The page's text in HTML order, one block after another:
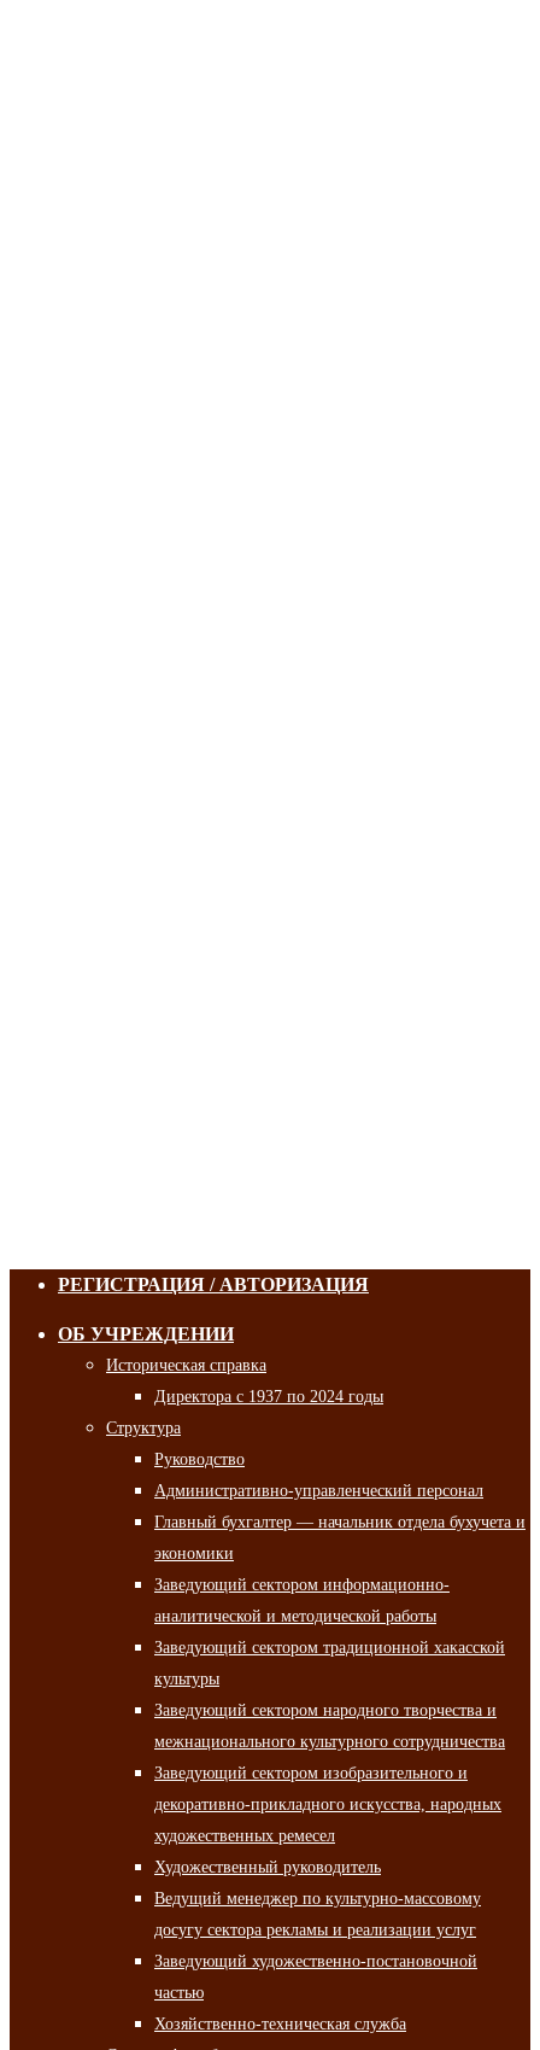
РЕГИСТРАЦИЯ / АВТОРИЗАЦИЯ
ОБ УЧРЕЖДЕНИИ
Историческая справка
Директора с 1937 по 2024 годы
Структура
Руководство
Административно-управленческий персонал
Главный бухгалтер — начальник отдела бухучета и
экономики
Заведующий сектором информационно-
аналитической и методической работы
Заведующий сектором традиционной хакасской
культуры
Заведующий сектором народного творчества и
межнационального культурного сотрудничества
Заведующий сектором изобразительного и
декоративно-прикладного искусства, народных
художественных ремесел
Художественный руководитель
Ведущий менеджер по культурно-массовому
досугу сектора рекламы и реализации услуг
Заведующий художественно-постановочной
частью
Хозяйственно-техническая служба